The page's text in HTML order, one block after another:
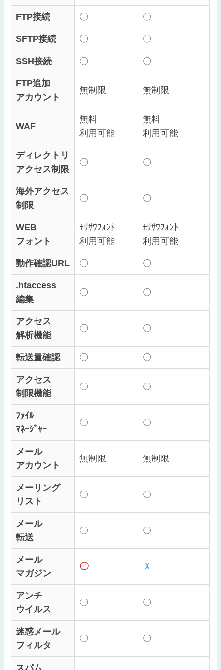
FTP接続 〇 〇
SFTP接続 〇 〇
SSH接続 〇 〇
FTP追加
アカウント
無制限 無制限
WAF
無料
利用可能
無料
利用可能
ディレクトリ
アクセス制限
〇 〇
海外アクセス
制限
〇 〇
WEB
フォント
ﾓﾘｻﾜﾌｫﾝﾄ
利用可能
ﾓﾘｻﾜﾌｫﾝﾄ
利用可能
動作確認URL 〇 〇
.htaccess
編集
〇 〇
アクセス
解析機能
〇 〇
転送量確認 〇 〇
アクセス
制限機能
〇 〇
ﾌｧｲﾙ
ﾏﾈｰｼﾞｬｰ
〇 〇
メール
アカウント
無制限 無制限
メーリング
リスト
〇 〇
メール
転送
〇 〇
メール
マガジン
〇 Ｘ
アンチ
ウイルス
〇 〇
迷惑メール
フィルタ
〇 〇
スパム